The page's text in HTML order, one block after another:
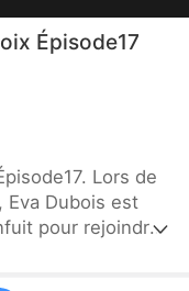
Épisode17
Lors de
Eva Dubois est
pour rejoindre